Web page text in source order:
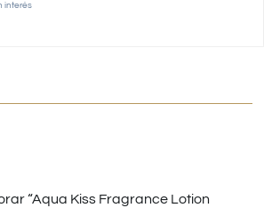
interés
“Aqua Kiss Fragrance Lotion